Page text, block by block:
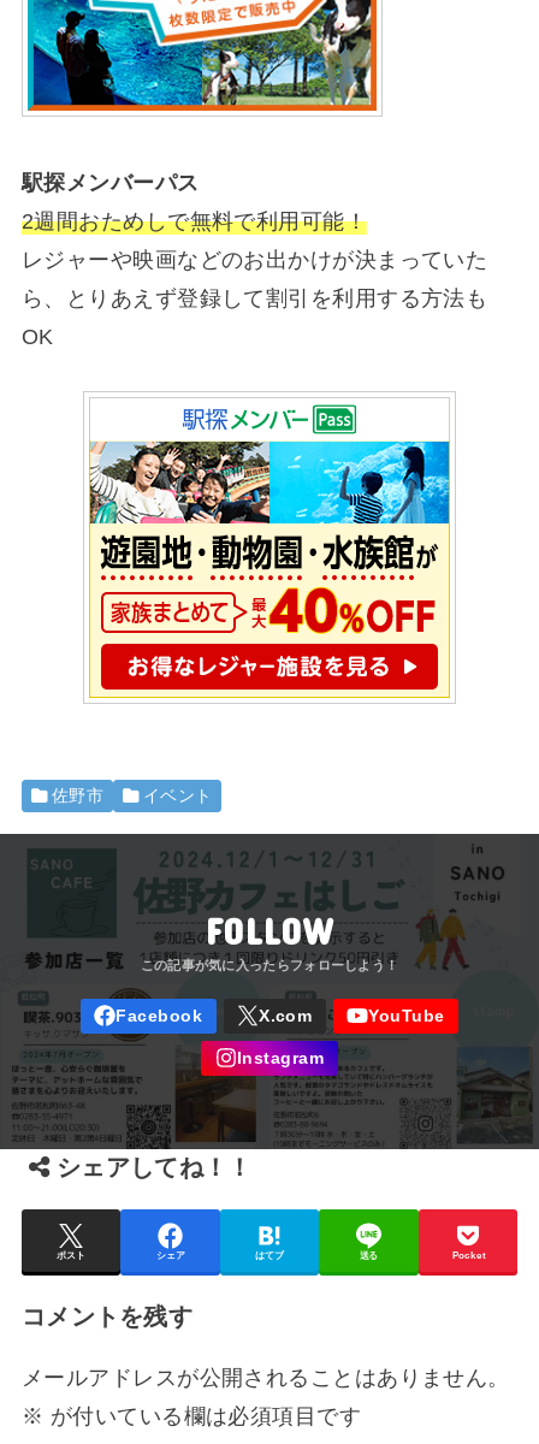
駅探メンバーパス
2週間おためしで無料で利用可能！
レジャーや映画などのお出かけが決まっていた
ら、とりあえず登録して割引を利用する方法も
OK
佐野市 イベント
FOLLOW
シェアしてね！！
ポスト シェア はてブ 送る Pocket
コメントを残す
メールアドレスが公開されることはありません。
※ が付いている欄は必須項目です